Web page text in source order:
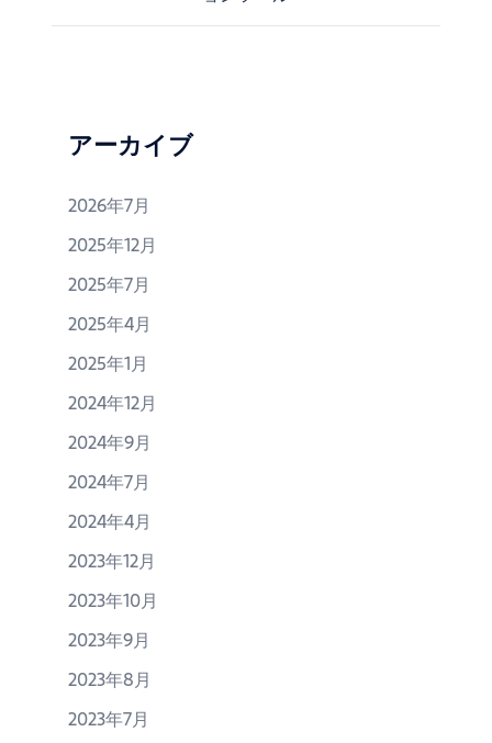
ナ
シ
ョアーカイブ
2026年7月
2025年12月
2025年7月
2025年4月
2025年1月
2024年12月
2024年9月
2024年7月
2024年4月
2023年12月
2023年10月
2023年9月
2023年8月
2023年7月